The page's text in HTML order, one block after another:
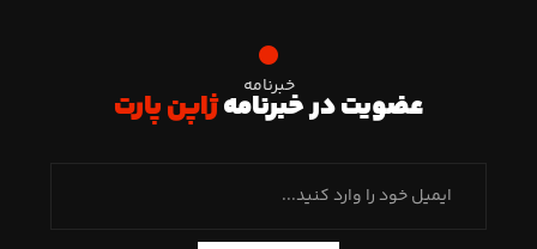
خبرنامه
عضویت در خبرنامهژاپن پارت